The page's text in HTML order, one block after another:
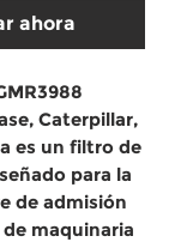
ahora
Caterpillar,
es un filtro de
para la
de admisión
maquinaria